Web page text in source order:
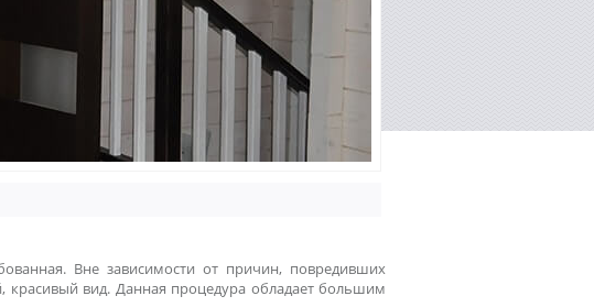
Вне зависимости от причин, повредивших
вид. Данная процедура обладает большим